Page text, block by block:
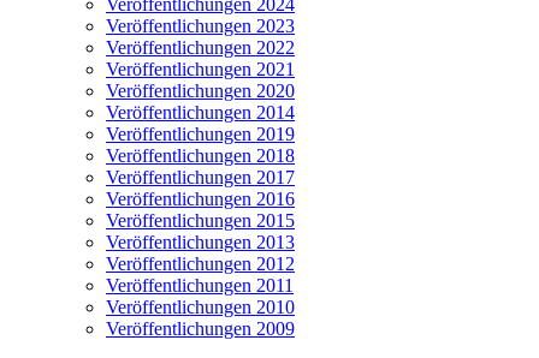
Veröffentlichungen 2024
Veröffentlichungen 2023
Veröffentlichungen 2022
Veröffentlichungen 2021
Veröffentlichungen 2020
Veröffentlichungen 2014
Veröffentlichungen 2019
Veröffentlichungen 2018
Veröffentlichungen 2017
Veröffentlichungen 2016
Veröffentlichungen 2015
Veröffentlichungen 2013
Veröffentlichungen 2012
Veröffentlichungen 2011
Veröffentlichungen 2010
Veröffentlichungen 2009